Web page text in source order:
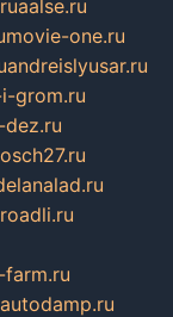
aalse.ru
movie-one.ru
andreislyusar.ru
grom.ru
roadli.ru
autodamp.ru